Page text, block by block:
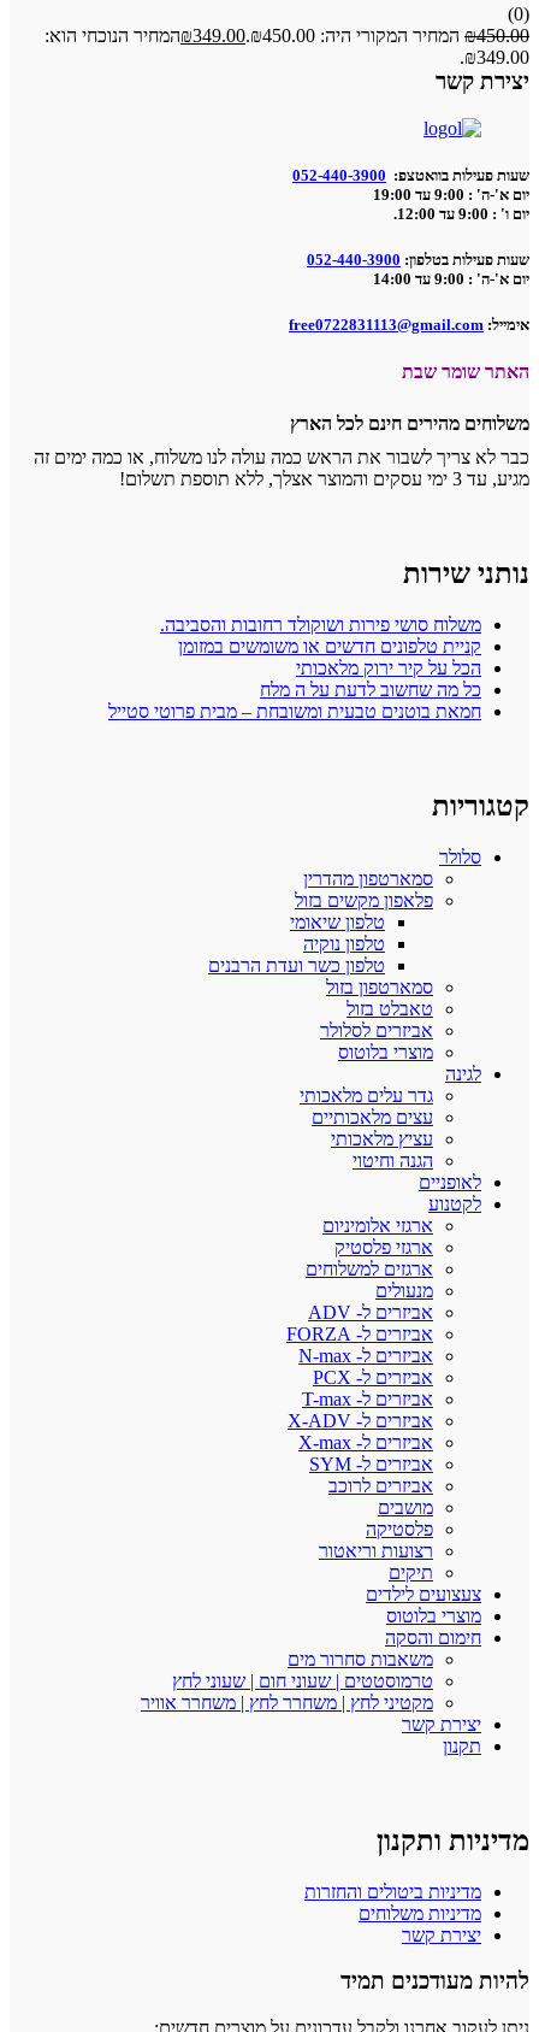
(0)
₪450.00 המחיר המקורי היה: ₪450.00. ₪349.00
המחיר הנוכחי הוא:
₪349.00.
יצירת קשר
שעות פעילות בוואטצפ: 052-440-3900
יום א'-ה' : 9:00 עד 19:00
יום ו' : 9:00 עד 12:00.
שעות פעילות בטלפון: 052-440-3900
יום א'-ה' : 9:00 עד 14:00
אימייל: free0722831113@gmail.com
האתר שומר שבת
משלוחים מהירים חינם לכל הארץ
כבר לא צריך לשבור את הראש כמה עולה לנו משלוח, או כמה ימים זה
מגיע, עד 3 ימי עסקים והמוצר אצלך, ללא תוספת תשלום!
נותני שירות
משלוח סושי פירות ושוקולד רחובות והסביבה.
קניית טלפונים חדשים או משומשים במזומן
הכל על קיר ירוק מלאכותי
כל מה שחשוב לדעת על ה מלח
חמאת בוטנים טבעית ומשובחת – מבית פרוטי סטייל
קטגוריות
סלולר
סמארטפון מהדרין
פלאפון מקשים בזול
טלפון שיאומי
טלפון נוקיה
טלפון כשר ועדת הרבנים
סמארטפון בזול
טאבלט בזול
אביזרים לסלולר
מוצרי בלוטוס
לגינה
גדר עלים מלאכותי
עצים מלאכותיים
עציץ מלאכותי
הגנה וחיטוי
לאופניים
לקטנוע
ארגזי אלומיניום
ארגזי פלסטיק
ארגזים למשלוחים
מנעולים
אביזרים ל- ADV
אביזרים ל- FORZA
אביזרים ל- N-max
אביזרים ל- PCX
אביזרים ל- T-max
אביזרים ל- X-ADV
אביזרים ל- X-max
אביזרים ל- SYM
אביזרים לרוכב
מושבים
פלסטיקה
רצועות וריאטור
תיקים
צעצועים לילדים
מוצרי בלוטוס
חימום והסקה
משאבות סחרור מים
טרמוסטטים | שעוני חום | שעוני לחץ
מקטיני לחץ | משחרר לחץ | משחרר אוויר
יצירת קשר
תקנון
מדיניות ותקנון
מדיניות ביטולים והחזרות
מדיניות משלוחים
יצירת קשר
להיות מעודכנים תמיד
ניתן לעקוב אחרנו ולקבל עדכונים על מוצרים חדשים: